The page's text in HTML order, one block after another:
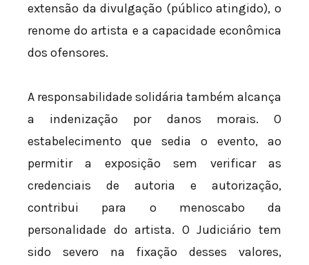
extensão da divulgação (público atingido), o
renome do artista e a capacidade econômica
dos ofensores.
A responsabilidade solidária também alcança
a indenização por danos morais. O
estabelecimento que sedia o evento, ao
permitir a exposição sem verificar as
credenciais de autoria e autorização,
contribui para o menoscabo da
personalidade do artista. O Judiciário tem
sido severo na fixação desses valores,